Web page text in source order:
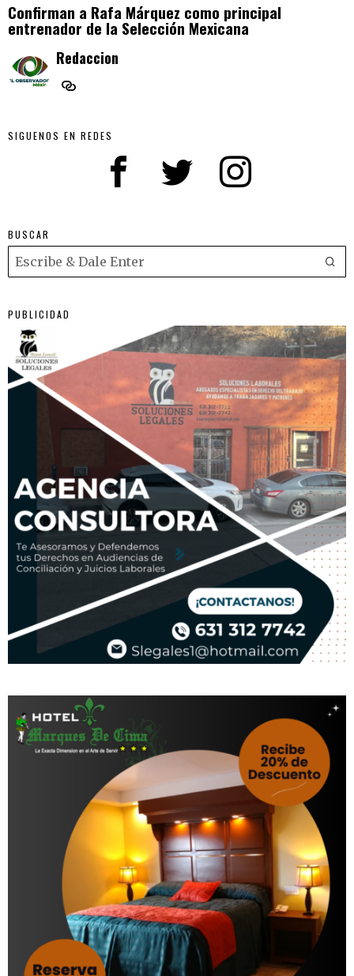
Confirman a Rafa Márquez como principal
entrenador de la Selección Mexicana
Redaccion
SIGUENOS EN REDES
BUSCAR
PUBLICIDAD